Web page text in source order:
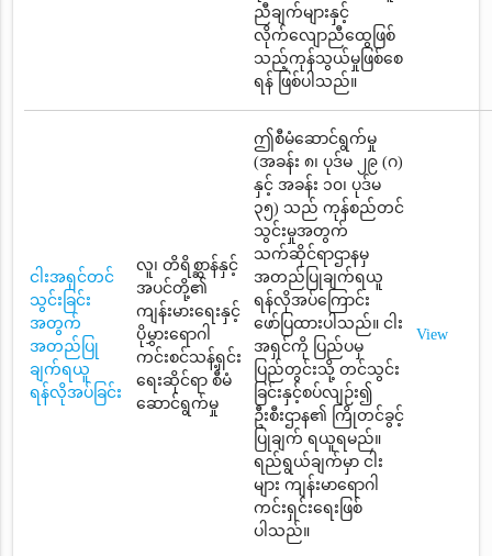
ညီချက်များနှင့်
လိုက်လျောညီထွေဖြစ်
သည့်ကုန်သွယ်မှုဖြစ်စေ
ရန် ဖြစ်ပါသည်။
ငါးအရှင်တင်
သွင်းခြင်း
အတွက်
အတည်ပြု
ချက်ရယူ
ရန်လိုအပ်ခြင်း
လူ၊ တိရိစ္ဆာန်နှင့်
အပင်တို့၏
ကျန်းမားရေးနှင့်
ပိုမွှားရောဂါ
ကင်းစင်သန့်ရှင်း
ရေးဆိုင်ရာ စီမံ
ဆောင်ရွက်မှု
ဤစီမံဆောင်ရွက်မှု
(အခန်း ၈၊ ပုဒ်မ ၂၉ (ဂ)
နှင့် အခန်း ၁၀၊ ပုဒ်မ
၃၅) သည် ကုန်စည်တင်
သွင်းမှုအတွက်
သက်ဆိုင်ရာဌာနမှ
အတည်ပြုချက်ရယူ
ရန်လိုအပ်ကြောင်း
ဖော်ပြထားပါသည်။ ငါး
အရှင်ကို ပြည်ပမှ
ပြည်တွင်းသို့ တင်သွင်း
ခြင်းနှင့်စပ်လျဉ်း၍
ဦးစီးဌာန၏ ကြိုတင်ခွင့်
ပြုချက် ရယူရမည်။
ရည်ရွယ်ချက်မှာ ငါး
များ ကျန်းမာရောဂါ
ကင်းရှင်းရေးဖြစ်
ပါသည်။
View